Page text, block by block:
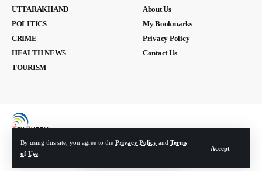
By using this site, you agree to the Privacy Policy and Terms
of Use
Accept
UTTARAKHAND
POLITICS
CRIME
HEALTH NEWS
TOURISM
About Us
My Bookmarks
Privacy Policy
Contact Us
© Devbhoomi Media. All Rights Reserved. | Developed By: